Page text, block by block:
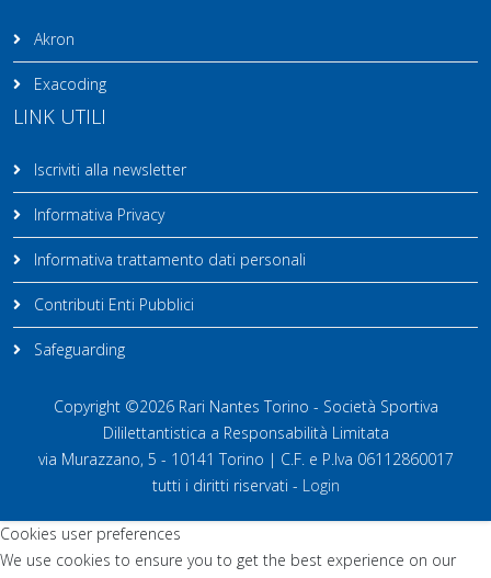
Akron
Exacoding
LINK UTILI
Iscriviti alla newsletter
Informativa Privacy
Informativa trattamento dati personali
Contributi Enti Pubblici
Safeguarding
Copyright ©2026 Rari Nantes Torino - Società Sportiva
Dililettantistica a Responsabilità Limitata
via Murazzano, 5 - 10141 Torino | C.F. e P.Iva 06112860017
tutti i diritti riservati - Login
Cookies user preferences
We use cookies to ensure you to get the best experience on our